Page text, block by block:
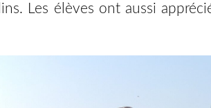
Les élèves ont aussi